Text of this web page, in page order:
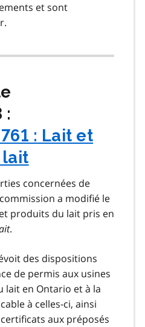
et sont
:
: Lait et
lait
concernées de
a modifié le
produits du lait pris en
.
des dispositions
de permis aux usines
en Ontario et à la
à celles-ci, ainsi
aux préposés